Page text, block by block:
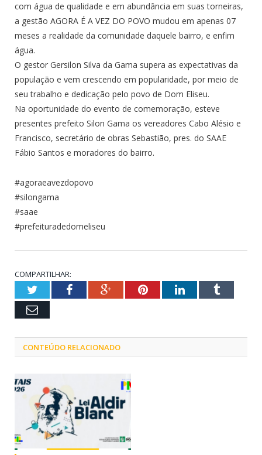
com água de qualidade e em abundância em suas torneiras,
a gestão AGORA É A VEZ DO POVO mudou em apenas 07
meses a realidade da comunidade daquele bairro, e enfim
água.
O gestor Gersilon Silva da Gama supera as expectativas da
população e vem crescendo em popularidade, por meio de
seu trabalho e dedicação pelo povo de Dom Eliseu.
Na oportunidade do evento de comemoração, esteve
presentes prefeito Silon Gama os vereadores Cabo Alésio e
Francisco, secretário de obras Sebastião, pres. do SAAE
Fábio Santos e moradores do bairro.
#agoraeavezdopovo
#silongama
#saae
#prefeituradedomeliseu
COMPARTILHAR:
TwitterFacebookGoogle+PinterestLinkedInTumblr
Email
CONTEÚDO RELACIONADO